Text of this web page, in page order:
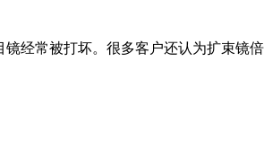
经常被打坏。很多客户还认为扩束